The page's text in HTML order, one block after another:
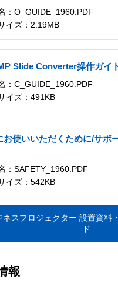
：O_GUIDE_1960.PDF
イズ：2.19MB
Slide Converter操作ガイ
：C_GUIDE_1960.PDF
イズ：491KB
お使いいただくために/サポ
：SAFETY_1960.PDF
イズ：542KB
ネスプロジェクター 設置資料
ド
報